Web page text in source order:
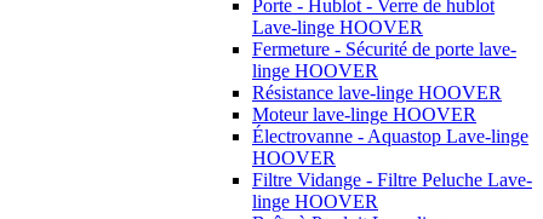
Porte - Hublot - Verre de hublot
Lave-linge HOOVER
Fermeture - Sécurité de porte lave-
linge HOOVER
Résistance lave-linge HOOVER
Moteur lave-linge HOOVER
Électrovanne - Aquastop Lave-linge
HOOVER
Filtre Vidange - Filtre Peluche Lave-
linge HOOVER